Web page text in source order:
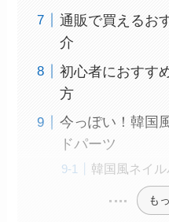
通販で買えるお
介
初心者におすす
方
今っぽい！韓国
ドパーツ
韓国風ネイ
も